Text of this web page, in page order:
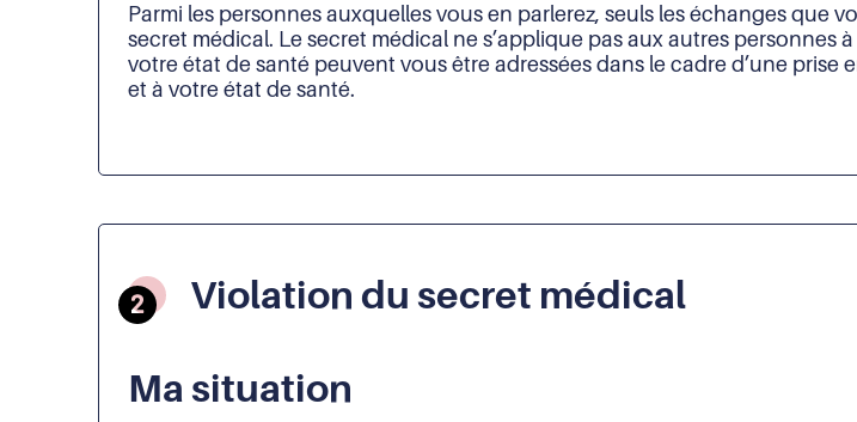
Parmi les personnes auxquelles vous en parlerez, seuls les échanges que
secret médical. Le secret médical ne s’applique pas aux autres
votre état de santé peuvent vous être adressées dans le cadre d’une prise
et à votre état de santé.
Violation du secret médical
Ma situation